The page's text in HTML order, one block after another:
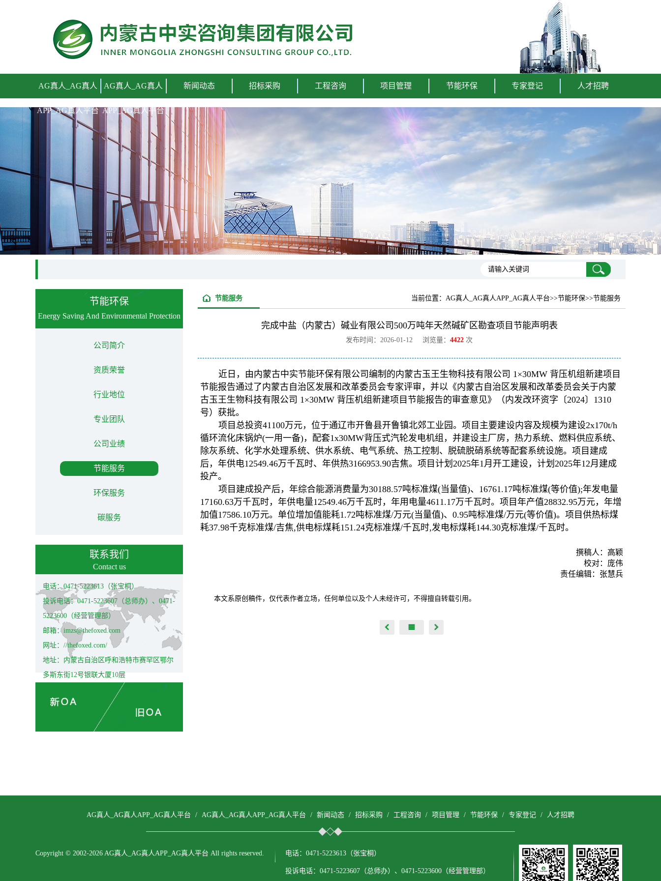
AG真人_AG真人
APP_AG真人平台
AG真人_AG真人
APP_AG真人平台
新闻动态 招标采购 工程咨询 项目管理 节能环保 专家登记 人才招聘
节能环保
Energy Saving And Environmental Protection
公司简介
资质荣誉
行业地位
专业团队
公司业绩
节能服务
环保服务
碳服务
联系我们
Contact us
电话：0471-5223613（张宝桐）
投诉电话：0471-5223607（总师办）、0471-
5223600（经营管理部）
邮箱：imzs@thefoxed.com
网址：//thefoxed.com/
地址：内蒙古自治区呼和浩特市赛罕区鄂尔
多斯东街12号银联大厦10层
当前位置： AG真人_AG真人APP_AG真人平台>>节能环保>>节能服务
节能服务
完成中盐（内蒙古）碱业有限公司500万吨年天然碱矿区勘查项目节能声明表
发布时间：2026-01-12 浏览量： 4422 次
近日，由内蒙古中实节能环保有限公司编制的内蒙古玉王生物科技有限公司 1×30MW 背压机组新建项目
节能报告通过了内蒙古自治区发展和改革委员会专家评审，并以《内蒙古自治区发展和改革委员会关于内蒙
古玉王生物科技有限公司 1×30MW 背压机组新建项目节能报告的审查意见》（内发改环资字〔2024〕1310
号）获批。
项目总投资41100万元，位于通辽市开鲁县开鲁镇北郊工业园。项目主要建设内容及规模为建设2x170t/h
循环流化床锅炉(一用一备)，配套1x30MW背压式汽轮发电机组，并建设主厂房，热力系统、燃料供应系统、
除灰系统、化学水处理系统、供水系统、电气系统、热工控制、脱硫脱硝系统等配套系统设施。项目建成
后，年供电12549.46万千瓦时、年供热3166953.90吉焦。项目计划2025年1月开工建设，计划2025年12月建成
投产。
项目建成投产后，年综合能源消费量为30188.57吨标准煤(当量值)、16761.17吨标准煤(等价值);年发电量
17160.63万千瓦时，年供电量12549.46万千瓦时，年用电量4611.17万千瓦时。项目年产值28832.95万元，年增
加值17586.10万元。单位增加值能耗1.72吨标准煤/万元(当量值)、0.95吨标准煤/万元(等价值)。项目供热标煤
耗37.98千克标准煤/吉焦,供电标煤耗151.24克标准煤/千瓦时,发电标煤耗144.30克标准煤/千瓦时。
撰稿人：高颖
校对：庞伟
责任编辑：张慧兵
本文系原创稿件，仅代表作者立场，任何单位以及个人未经许可，不得擅自转载引用。
AG真人_AG真人APP_AG真人平台 / AG真人_AG真人APP_AG真人平台 / 新闻动态 / 招标采购 / 工程咨询 / 项目管理 / 节能环保 / 专家登记 / 人才招聘
Copyright © 2002-2026 AG真人_AG真人APP_AG真人平台 All rights reserved. 电话：0471-5223613（张宝桐）
投诉电话：0471-5223607（总师办）、0471-5223600（经营管理部）